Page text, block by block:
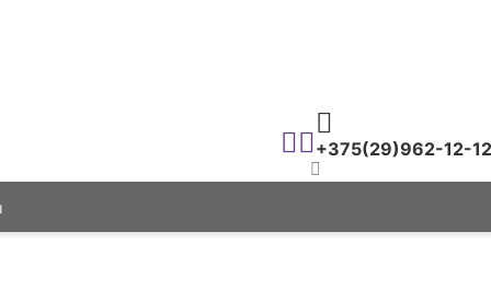
+375(29)962-12-12